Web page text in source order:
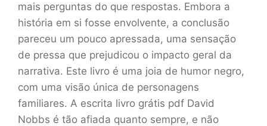
mais perguntas do que respostas. Embora a
história em si fosse envolvente, a conclusão
pareceu um pouco apressada, uma sensação
de pressa que prejudicou o impacto geral da
narrativa. Este livro é uma joia de humor negro,
com uma visão única de personagens
familiares. A escrita livro grátis pdf David
Nobbs é tão afiada quanto sempre, e não